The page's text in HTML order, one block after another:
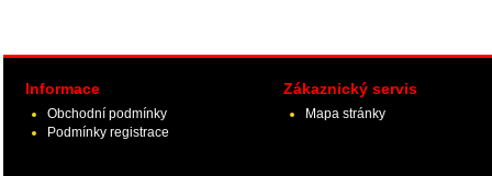
Informace
Obchodní podmínky
Podmínky registrace
Zákaznický servis
Mapa stránky